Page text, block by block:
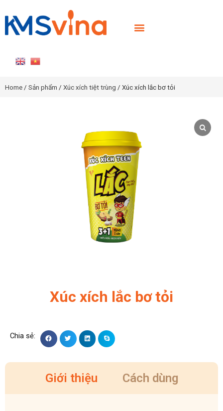
Home / Sản phẩm / Xúc xích tiệt trùng / Xúc xích lắc bơ tỏi
Xúc xích lắc bơ tỏi
Giới thiệu Cách dùng